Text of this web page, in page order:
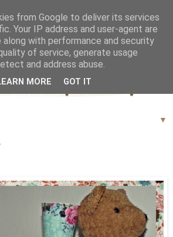
▼
from Google to deliver its services
Your IP address and user-agent are
along with performance and security
of service, generate usage
and address abuse.
MORE GOT IT